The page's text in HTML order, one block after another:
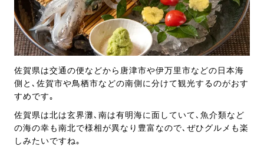
佐賀県は交通の便などから唐津市や伊万里市などの日本海
側と､佐賀市や鳥栖市などの南側に分けて観光するのがおす
すめです｡
佐賀県は北は玄界灘､南は有明海に面していて､魚介類など
の海の幸も南北で様相が異なり豊富なので､ぜひグルメも楽
しみたいですね｡